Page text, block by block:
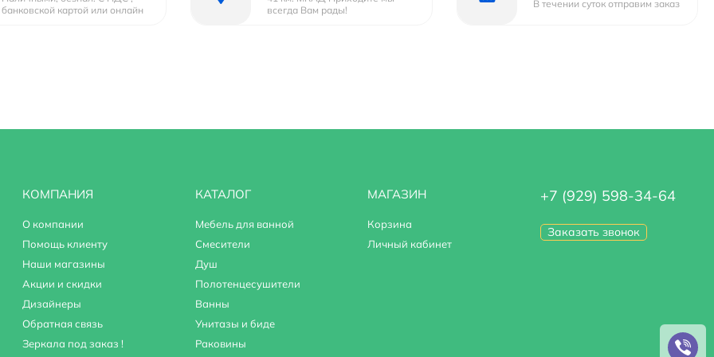
банковской картой или онлайн
всегда Вам рады!
В течении суток отправим заказ
КОМПАНИЯ
О компании
Помощь клиенту
Наши магазины
Акции и скидки
Дизайнеры
Обратная связь
Зеркала под заказ !
КАТАЛОГ
Мебель для ванной
Смесители
Душ
Полотенцесушители
Ванны
Унитазы и биде
Раковины
МАГАЗИН
Корзина
Личный кабинет
+7 (929) 598-34-64
Заказать звонок